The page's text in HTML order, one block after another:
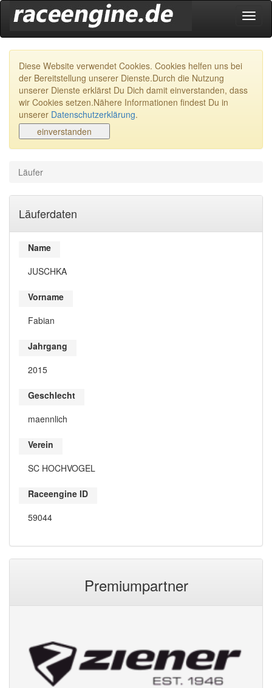
Diese Website verwendet Cookies. Cookies helfen uns bei
der Bereitstellung unserer Dienste.Durch die Nutzung
unserer Dienste erklärst Du Dich damit einverstanden, dass
wir Cookies setzen.Nähere Informationen findest Du in
unserer Datenschutzerklärung.
Läufer
Läuferdaten
Name
JUSCHKA
Vorname
Fabian
Jahrgang
2015
Geschlecht
maennlich
Verein
SC HOCHVOGEL
Raceengine ID
59044
Premiumpartner